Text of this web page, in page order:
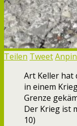
Teilen Tweet
Art Keller hat
in einem
Grenze
Der Krieg ist
10)